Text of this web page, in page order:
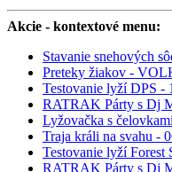
Akcie - kontextové menu:
Stavanie snehových
Preteky žiakov -
Testovanie lyží DPS -
RATRAK Párty s Dj
Lyžovačka s
Traja králi na svahu -
Testovanie lyží Forest
RATRAK Párty s Dj